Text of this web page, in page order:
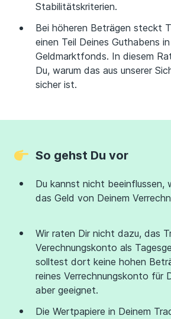
Stabilitätskriterien.
Bei höheren Beträgen steckt
einen Teil Deines Guthabens
Geldmarktfonds. In diesem
Du, warum das aus unserer
sicher ist.
So gehst Du vor
Du kannst nicht beeinflussen,
das Geld von Deinem
Wir raten Dir nicht dazu, das
Verechnungskonto als
solltest dort keine hohen
reines Verrechnungskonto für
aber geeignet.
Die Wertpapiere in Deinem